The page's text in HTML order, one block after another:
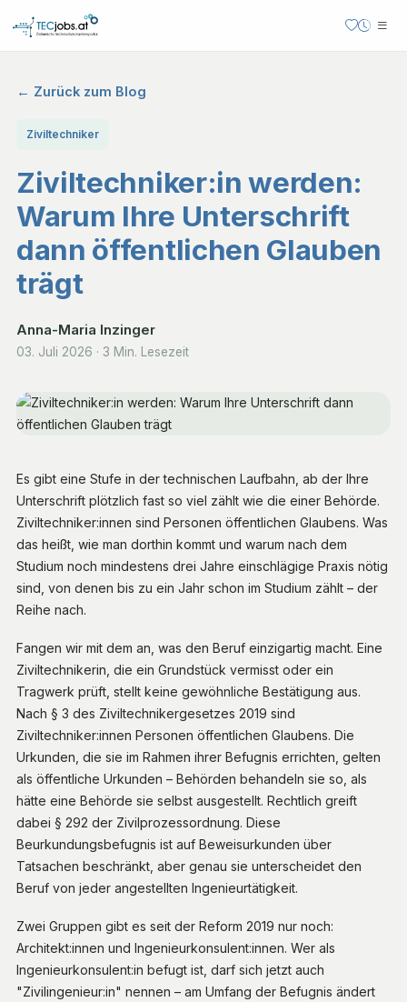
← Zurück zum Blog
Ziviltechniker
Ziviltechniker:in werden:
Warum Ihre Unterschrift
dann öffentlichen Glauben
trägt
Anna-Maria Inzinger
03. Juli 2026 · 3 Min. Lesezeit
Es gibt eine Stufe in der technischen Laufbahn, ab der Ihre
Unterschrift plötzlich fast so viel zählt wie die einer Behörde.
Ziviltechniker:innen sind Personen öffentlichen Glaubens. Was
das heißt, wie man dorthin kommt und warum nach dem
Studium noch mindestens drei Jahre einschlägige Praxis nötig
sind, von denen bis zu ein Jahr schon im Studium zählt – der
Reihe nach.
Fangen wir mit dem an, was den Beruf einzigartig macht. Eine
Ziviltechnikerin, die ein Grundstück vermisst oder ein
Tragwerk prüft, stellt keine gewöhnliche Bestätigung aus.
Nach § 3 des Ziviltechnikergesetzes 2019 sind
Ziviltechniker:innen Personen öffentlichen Glaubens. Die
Urkunden, die sie im Rahmen ihrer Befugnis errichten, gelten
als öffentliche Urkunden – Behörden behandeln sie so, als
hätte eine Behörde sie selbst ausgestellt. Rechtlich greift
dabei § 292 der Zivilprozessordnung. Diese
Beurkundungsbefugnis ist auf Beweisurkunden über
Tatsachen beschränkt, aber genau sie unterscheidet den
Beruf von jeder angestellten Ingenieurtätigkeit.
Zwei Gruppen gibt es seit der Reform 2019 nur noch:
Architekt:innen und Ingenieurkonsulent:innen. Wer als
Ingenieurkonsulent:in befugt ist, darf sich jetzt auch
"Zivilingenieur:in" nennen – am Umfang der Befugnis ändert